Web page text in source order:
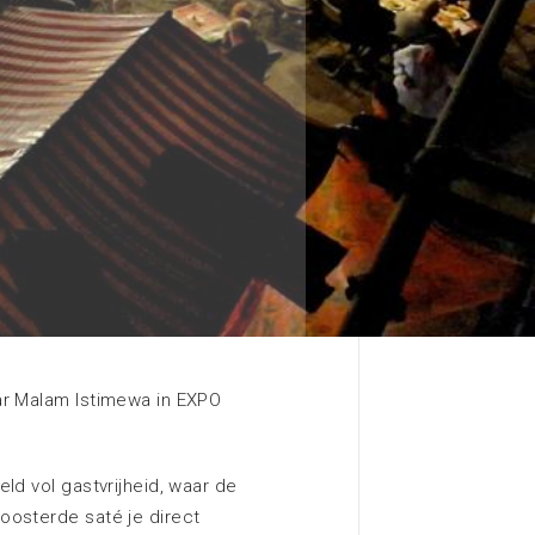
Contact met EXPO Greater
Amsterdam
Meer informatie
Istimewa in EXPO
vol gastvrijheid, waar de
saté je direct